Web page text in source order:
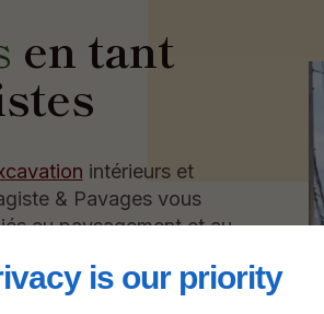
is our priority
en tant
intérieurs et
& Pavages vous
au paysagement et au
construction de dalles de